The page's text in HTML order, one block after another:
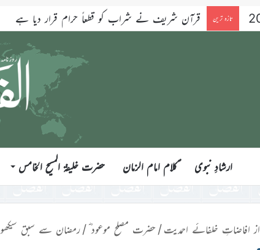
تازہ ترین قرآن شریف نے شراب کو قطعاً حرام قرار دیا ہے
ارشادِ نبوی ؑکلام امام الزمان حضرت خلیفۃ المسیح الخامس
از افاضاتِ خلفائے احمدیت/حضرت مصلح موعود ؓ/رمضان سے سبق سیکھو